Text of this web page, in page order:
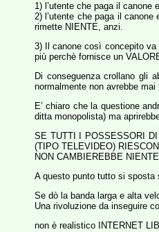
1) l’utente che paga il canone
2) l’utente che paga il
rimette NIENTE, anzi.
3) Il canone così concepito
più perchè fornisce un
Di conseguenza crollano gli
normalmente non avrebbe mai
E’ chiaro che la questione
ditta monopolista) ma
SE TUTTI I POSSESSORI DI
(TIPO TELEVIDEO)
NON CAMBIEREBBE
A questo punto tutto si sposta
Se dò la banda larga e alta
Una rivoluzione da inseguire
non è realistico INTERNET